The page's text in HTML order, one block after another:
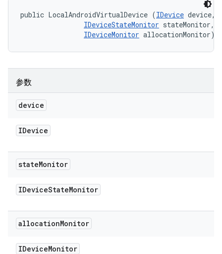
public LocalAndroidVirtualDevice (IDevice device,
IDeviceStateMonitor stateMonitor,
IDeviceMonitor allocationMonitor)
参数
device
IDevice
stateMonitor
IDeviceStateMonitor
allocationMonitor
IDeviceMonitor